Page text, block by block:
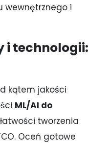
wewnętrznego i
i technologii:
kątem jakości
ML/AI do
tworzenia
Oceń gotowe